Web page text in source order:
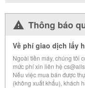
Thông báo
Về phí giao dịch lấy
Ngoài tiền máy, chúng tôi
mức phí xin liên hệ
Nếu việc mua bán được
(không xuất khẩu), khách